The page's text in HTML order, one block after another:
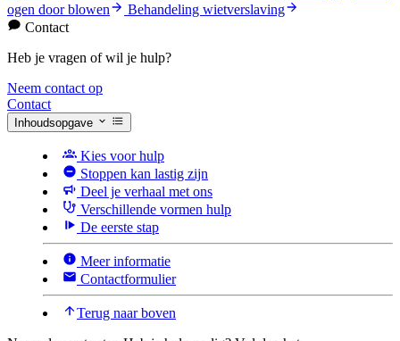
ogen door blowen
Behandeling wietverslaving
Contact
Heb je vragen of wil je hulp?
Neem contact op
Contact
Inhoudsopgave
Kies voor hulp
Stoppen kan lastig zijn
Deel je verhaal met ons
Verschillende vormen hulp
De eerste stap
Meer informatie
Contactformulier
Terug naar boven